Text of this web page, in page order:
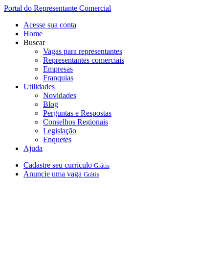
Portal do Representante Comercial
Acesse sua conta
Home
Buscar
Vagas para representantes
Representantes comerciais
Empresas
Franquias
Utilidades
Novidades
Blog
Perguntas e Respostas
Conselhos Regionais
Legislação
Enquetes
Ajuda
Cadastre seu currículo Grátis
Anuncie uma vaga Grátis